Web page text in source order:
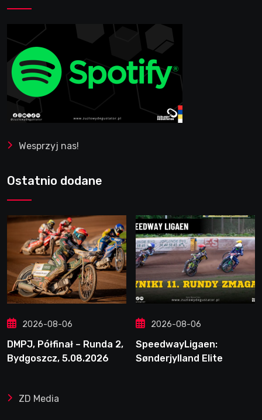
Wesprzyj nas!
Ostatnio dodane
2026-08-06
DMPJ, Półfinał – Runda 2,
Bydgoszcz, 5.08.2026
2026-08-06
SpeedwayLigaen:
Sønderjylland Elite
ZD Media